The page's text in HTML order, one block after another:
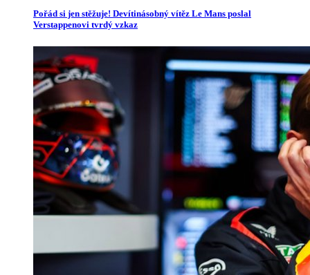
Pořád si jen stěžuje! Devítinásobný vítěz Le Mans poslal
Verstappenovi tvrdý vzkaz